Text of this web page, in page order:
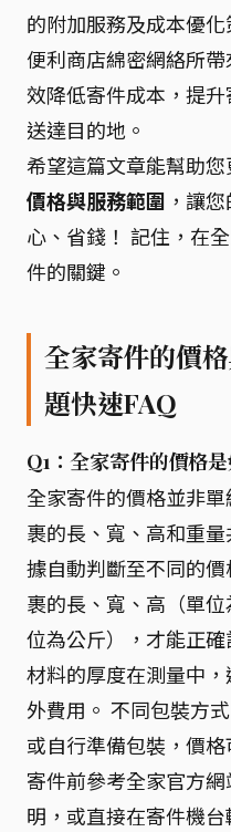
的附加服務及成本優
便利商店綿密網絡所
效降低寄件成本，提
送達目的地。
希望這篇文章能幫助
價格與服務範圍 ，讓
心、省錢！ 記住，在
件的關鍵。
全家寄件的價
題快速FAQ
Q1：全家寄件的價格
全家寄件的價格並非
裹的長、寬、高和重
據自動判斷至不同的
裹的長、寬、高（單
位為公斤），才能正
材料的厚度在測量中
外費用。 不同包裝方
或自行準備包裝，價
寄件前參考全家官方
明，或直接在寄件機